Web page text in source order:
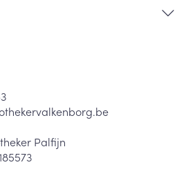
Palfijn